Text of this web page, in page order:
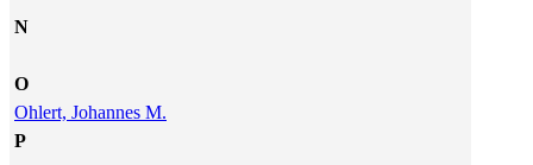
N
O
Ohlert, Johannes M.
P